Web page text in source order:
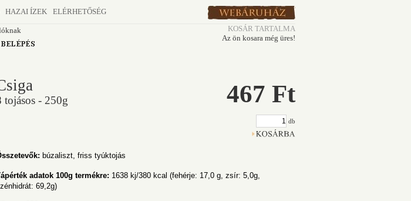
HAZAI ÍZEK ELÉRHETŐSÉG
KOSÁR TARTALMA
Az ön kosara még üres!
tojásos - 250g 467 Ft
db
búzaliszt, friss tyúktojás
adatok 100g termékre: 1638 kj/380 kcal (fehérje: 17,0 g, zsír: 5,0g,
69,2g)